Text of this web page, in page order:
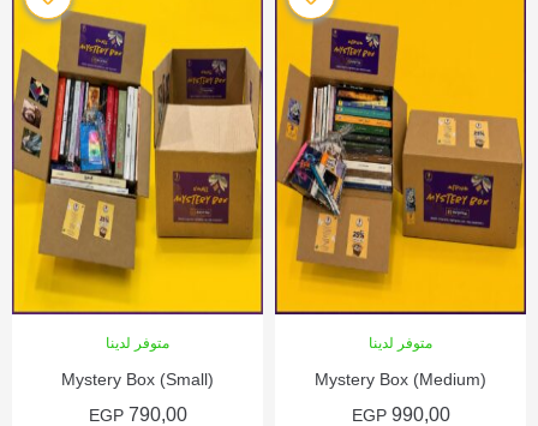
متوفر لدينا
Mystery Box (Medium)
990,00
EGP
متوفر لدينا
Mystery Box (Small)
790,00
EGP